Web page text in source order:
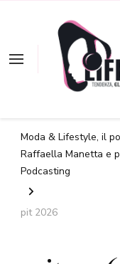
Moda & Lifestyle, il
Raffaella Manetta e
Podcasting
pit 2026